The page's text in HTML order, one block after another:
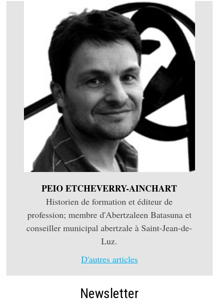
PEIO ETCHEVERRY-AINCHART
Historien de formation et éditeur de
profession; membre d'Abertzaleen Batasuna et
conseiller municipal abertzale à Saint-Jean-de-
Luz.
D'autres articles
Newsletter